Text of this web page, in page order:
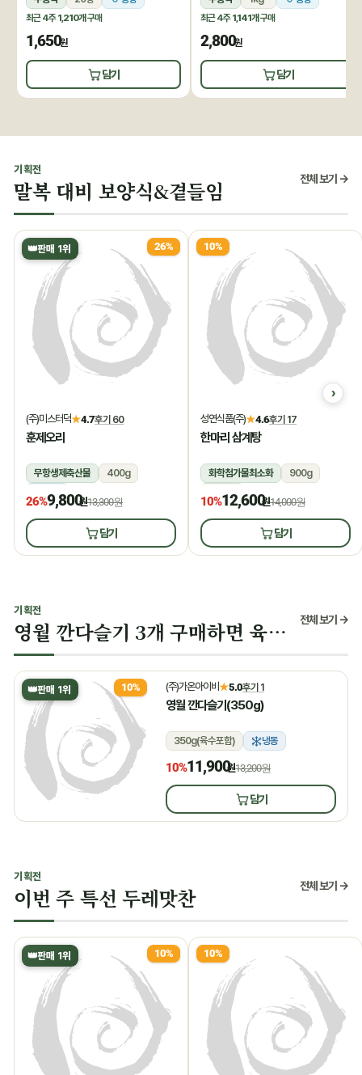
최근 4주1,210개 구매
1,650원
담기
최근 4주1,141개 구매
2,800원
담기
기획전
말복 대비 보양식&곁들임 전체 보기 →
👑판매 1위 26%
(주)미스터덕★4.7후기 60
훈제오리
무항생제축산물
400g
냉동
26%9,800원13,300원
담기
10%
성연식품(주)★4.6후기 17
한마리 삼계탕
화학첨가물최소화
900g
상온
10%12,600원14,000원
담기
기획전
영월 깐다슬기 3개 구매하면 육수 증정 전체 보기 →
👑판매 1위 10% (주)가온아이비★5.0후기 1
영월 깐다슬기(350g)
350g(육수포함) 냉동
10%11,900원13,200원
담기
기획전
이번 주 특선 두레맛찬 전체 보기 →
👑판매 1위 10% 10%